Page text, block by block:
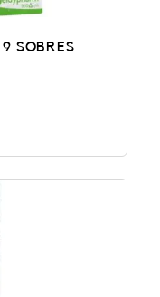
SOBRES